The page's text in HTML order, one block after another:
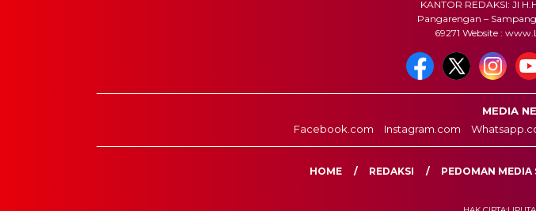
KANTOR REDAKSI: Jl
Pangarengan –
69271 Website :
MEDIA
Facebook.com
Instagram.com
HOME REDAKSI PEDOMAN MEDIA